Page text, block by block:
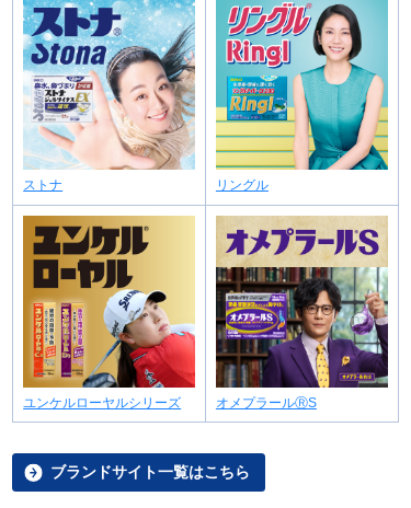
ストナ リングル
ユンケルローヤルシリーズ オメプラールⓇS
ブランドサイト一覧はこちら